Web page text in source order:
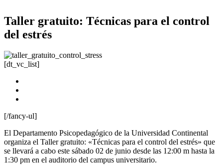
Taller gratuito: Técnicas para el control
del estrés
[dt_vc_list]
[/fancy-ul]
El Departamento Psicopedagógico de la Universidad Continental
organiza el Taller gratuito: «Técnicas para el control del estrés» que
se llevará a cabo este sábado 02 de junio desde las 12:00 m hasta la
1:30 pm en el auditorio del campus universitario.